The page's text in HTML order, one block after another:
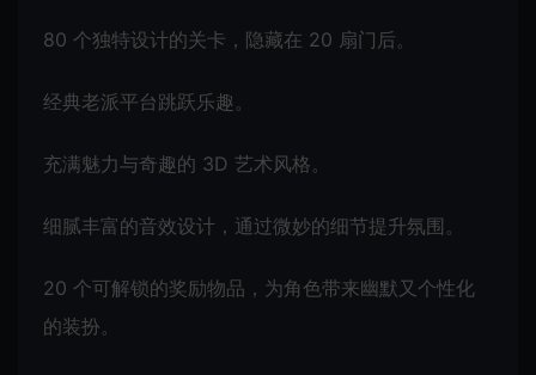
80 个独特设计的关卡，隐藏在 20 扇门后。
经典老派平台跳跃乐趣。
充满魅力与奇趣的 3D 艺术风格。
细腻丰富的音效设计，通过微妙的细节提升氛围。
20 个可解锁的奖励物品，为角色带来幽默又个性化
的装扮。